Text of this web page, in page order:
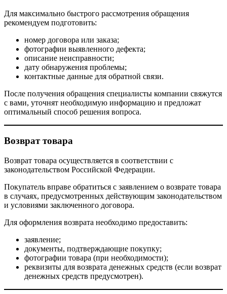
Для максимально быстрого рассмотрения обращения
рекомендуем подготовить:
номер договора или заказа;
фотографии выявленного дефекта;
описание неисправности;
дату обнаружения проблемы;
контактные данные для обратной связи.
После получения обращения специалисты компании свяжутся
с вами, уточнят необходимую информацию и предложат
оптимальный способ решения вопроса.
Возврат товара
Возврат товара осуществляется в соответствии с
законодательством Российской Федерации.
Покупатель вправе обратиться с заявлением о возврате товара
в случаях, предусмотренных действующим законодательством
и условиями заключенного договора.
Для оформления возврата необходимо предоставить:
заявление;
документы, подтверждающие покупку;
фотографии товара (при необходимости);
реквизиты для возврата денежных средств (если возврат
денежных средств предусмотрен).